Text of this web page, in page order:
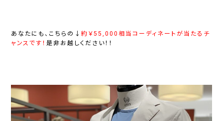
あなたにも、こちらの↓約￥55,000相当コーディネートが当たるチ
ャンスです！是非お越しください！！